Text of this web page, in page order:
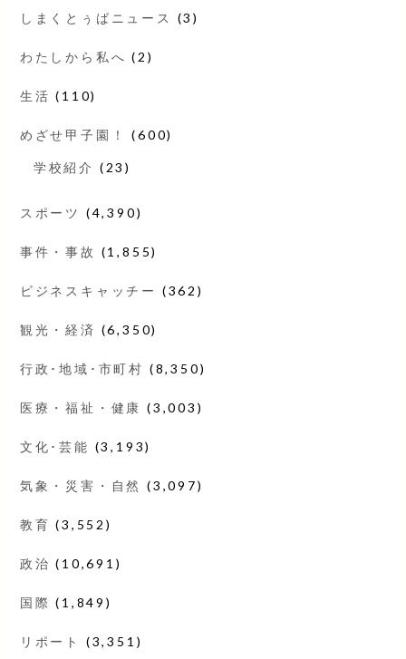
しまくとぅばニュース (3)
わたしから私へ (2)
生活 (110)
めざせ甲子園！ (600)
学校紹介 (23)
スポーツ (4,390)
事件・事故 (1,855)
ビジネスキャッチー (362)
観光・経済 (6,350)
行政･地域･市町村 (8,350)
医療・福祉・健康 (3,003)
文化･芸能 (3,193)
気象・災害・自然 (3,097)
教育 (3,552)
政治 (10,691)
国際 (1,849)
リポート (3,351)